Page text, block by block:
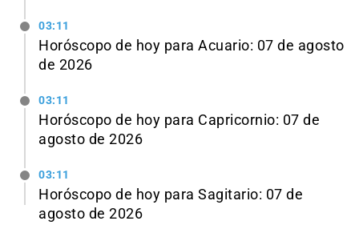
03:11
Horóscopo de hoy para Acuario: 07 de agosto
de 2026
03:11
Horóscopo de hoy para Capricornio: 07 de
agosto de 2026
03:11
Horóscopo de hoy para Sagitario: 07 de
agosto de 2026